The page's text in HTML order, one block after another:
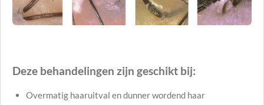
Deze behandelingen zijn geschikt bij:
Overmatig haaruitval en dunner wordend haar